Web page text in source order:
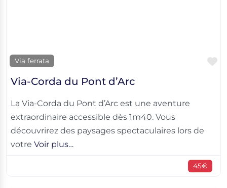
Via ferrata
Via-Corda du Pont d’Arc
La Via-Corda du Pont d’Arc est une aventure
extraordinaire accessible dès 1m40. Vous
découvrirez des paysages spectaculaires lors de
votre Voir plus…
45€